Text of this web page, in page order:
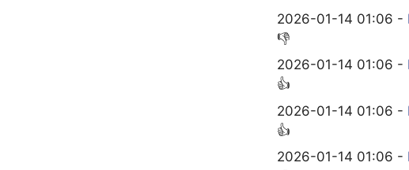
2026-01-14 01:06 -
👎
2026-01-14 01:06 -
👍
2026-01-14 01:06 -
👍
2026-01-14 01:06 -